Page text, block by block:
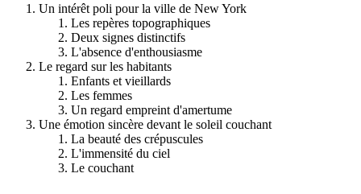
Un intérêt poli pour la ville de New York
Les repères topographiques
Deux signes distinctifs
L'absence d'enthousiasme
Le regard sur les habitants
Enfants et vieillards
Les femmes
Un regard empreint d'amertume
Une émotion sincère devant le soleil couchant
La beauté des crépuscules
L'immensité du ciel
Le couchant